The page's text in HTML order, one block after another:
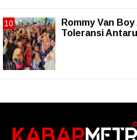
Rommy Van
Toleransi